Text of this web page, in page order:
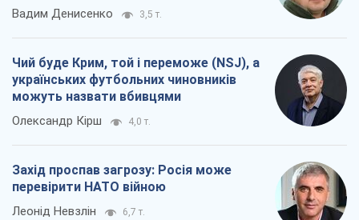
Вадим Денисенко 3,5 т.
Чий буде Крим, той і переможе (NSJ), а
українських футбольних чиновників
можуть назвати вбивцями
Олександр Кірш 4,0 т.
Захід проспав загрозу: Росія може
перевірити НАТО війною
Леонід Невзлін 6,7 т.